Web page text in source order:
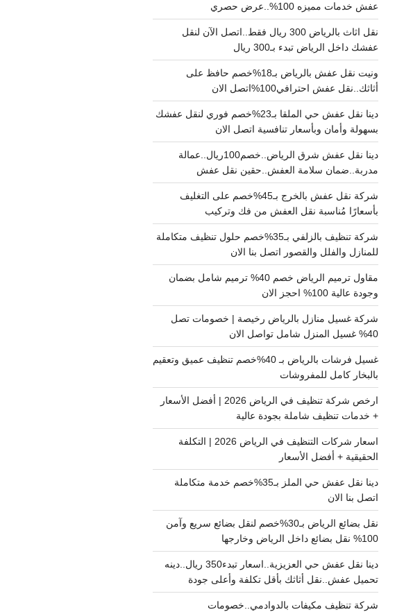
عفش خدمات مميزه 100%..عرض حصري
نقل اثاث بالرياض 300 ريال فقط..اتصل الآن لنقل
عفشك داخل الرياض تبدء بـ300 ريال
ونيت نقل عفش بالرياض بـ18%خصم حافظ على
أثاثك..نقل عفش احترافي100%اتصل الان
دينا نقل عفش حي الملقا بـ23%خصم فوري لنقل عفشك
بسهولة وأمان وبأسعار تنافسية اتصل الان
دينا نقل عفش شرق الرياض..خصم100ريال..عمالة
مدربة..ضمان سلامة العفش..حقين نقل عفش
شركة نقل عفش بالخرج بـ45%خصم على التغليف
بأسعارًا مُناسبة نقل العفش من فك وتركيب
شركة تنظيف بالزلفي بـ35%خصم حلول تنظيف متكاملة
للمنازل والفلل والقصور اتصل بنا الان
مقاول ترميم الرياض خصم 40% ترميم شامل بضمان
وجودة عالية 100% احجز الان
شركة غسيل منازل بالرياض رخيصة | خصومات تصل
40% غسيل المنزل شامل تواصل الان
غسيل فرشات بالرياض بـ 40%خصم تنظيف عميق وتعقيم
بالبخار كامل للمفروشات
ارخص شركة تنظيف في الرياض 2026 | أفضل الأسعار
+ خدمات تنظيف شاملة بجودة عالية
اسعار شركات التنظيف في الرياض 2026 | التكلفة
الحقيقية + أفضل الأسعار
دينا نقل عفش حي الملز بـ35%خصم خدمة متكاملة
اتصل بنا الان
نقل بضائع الرياض بـ30%خصم لنقل بضائع سريع وآمن
100% نقل بضائع داخل الرياض وخارجها
دينا نقل عفش حي العزيزية..اسعار تبدء350 ريال..دينه
تحميل عفش..نقل أثاثك بأقل تكلفة وأعلى جودة
شركة تنظيف مكيفات بالدوادمي..خصومات